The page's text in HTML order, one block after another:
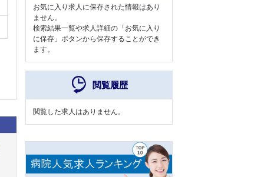
お気に入り求人に保存された情報はあり
ません。
検索結果一覧や求人詳細の「お気に入り
に保存」ボタンから保存することができ
ます。
閲覧履歴
閲覧した求人はありません。